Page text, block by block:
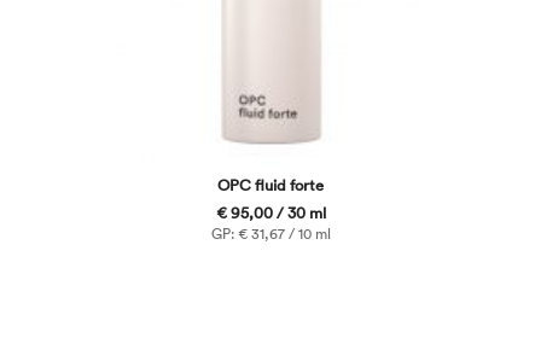
OPC fluid forte
€ 95,00 / 30 ml
GP: € 31,67 / 10 ml